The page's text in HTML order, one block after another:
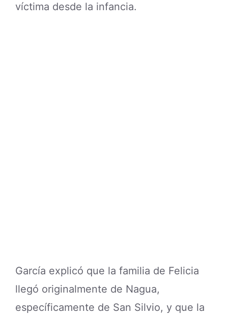
víctima desde la infancia.
García explicó que la familia de Felicia
llegó originalmente de Nagua,
específicamente de San Silvio, y que la